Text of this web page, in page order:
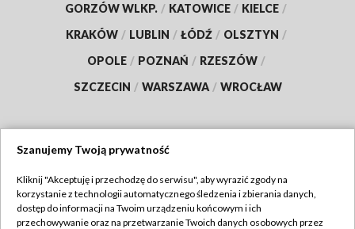
GORZÓW WLKP. / KATOWICE / KIELCE /
KRAKÓW / LUBLIN / ŁÓDŹ / OLSZTYN /
OPOLE / POZNAŃ / RZESZÓW /
SZCZECIN / WARSZAWA / WROCŁAW
TVP
Abonament TVP
Szanujemy Twoją prywatność
Kliknij "Akceptuję i przechodzę do serwisu", aby wyrazić zgody na
korzystanie z technologii automatycznego śledzenia i zbierania danych,
dostęp do informacji na Twoim urządzeniu końcowym i ich
przechowywanie oraz na przetwarzanie Twoich danych osobowych przez